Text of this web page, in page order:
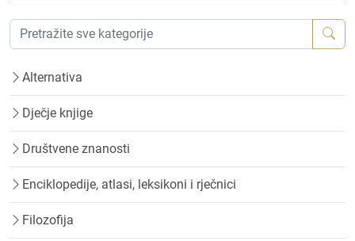
Alternativa
Dječje knjige
Društvene znanosti
Enciklopedije, atlasi, leksikoni i rječnici
Filozofija